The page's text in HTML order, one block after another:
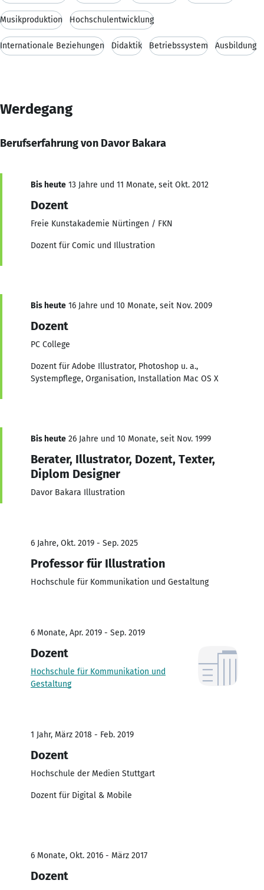
Musikproduktion Hochschulentwicklung
Internationale Beziehungen Didaktik Betriebssystem Ausbildung
Werdegang
Berufserfahrung von Davor Bakara
Bis heute 13 Jahre und 11 Monate, seit Okt. 2012
Dozent
Freie Kunstakademie Nürtingen / FKN
Dozent für Comic und Illustration
Bis heute 16 Jahre und 10 Monate, seit Nov. 2009
Dozent
PC College
Dozent für Adobe Illustrator, Photoshop u. a.,
Systempflege, Organisation, Installation Mac OS X
Bis heute 26 Jahre und 10 Monate, seit Nov. 1999
Berater, Illustrator, Dozent, Texter,
Diplom Designer
Davor Bakara Illustration
6 Jahre, Okt. 2019 - Sep. 2025
Professor für Illustration
Hochschule für Kommunikation und Gestaltung
6 Monate, Apr. 2019 - Sep. 2019
Dozent
Hochschule für Kommunikation und
Gestaltung
1 Jahr, März 2018 - Feb. 2019
Dozent
Hochschule der Medien Stuttgart
Dozent für Digital & Mobile
6 Monate, Okt. 2016 - März 2017
Dozent